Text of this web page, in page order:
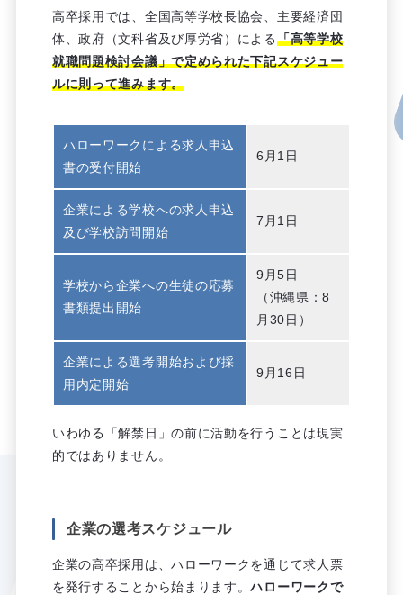
高卒採用では、全国高等学校長協会、主要経済団
体、政府（文科省及び厚労省）による「高等学校
就職問題検討会議」で定められた下記スケジュー
ルに則って進みます。
ハローワークによる求人申込
書の受付開始
6月1日
企業による学校への求人申込
及び学校訪問開始
7月1日
学校から企業への生徒の応募
書類提出開始
9月5日
（沖縄県：8
月30日）
企業による選考開始および採
用内定開始
9月16日
いわゆる「解禁日」の前に活動を行うことは現実
的ではありません。
企業の選考スケジュール
企業の高卒採用は、ハローワークを通じて求人票
を発行することから始まります。ハローワークで